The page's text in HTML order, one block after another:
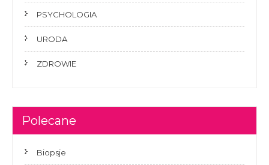
PSYCHOLOGIA
URODA
ZDROWIE
Polecane
Biopsje